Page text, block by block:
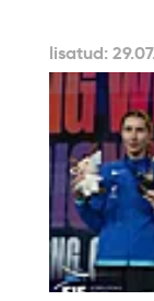
lisatud: